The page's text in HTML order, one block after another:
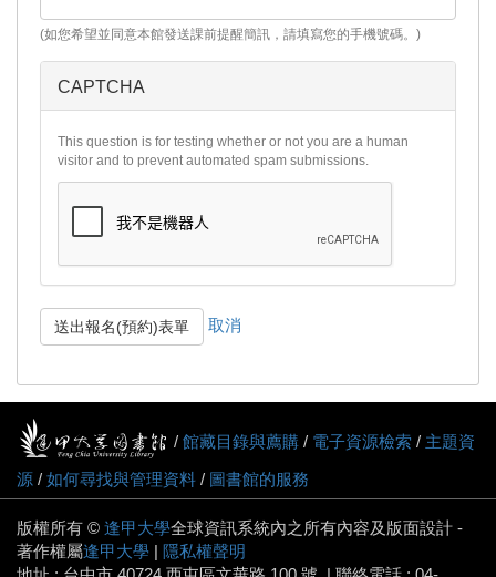
(如您希望並同意本館發送課前提醒簡訊，請填寫您的手機號碼。)
CAPTCHA
This question is for testing whether or not you are a human
visitor and to prevent automated spam submissions.
送出報名(預約)表單 取消
/ 館藏目錄與薦購 / 電子資源檢索 / 主題資
源 / 如何尋找與管理資料 / 圖書館的服務
版權所有 © 逢甲大學全球資訊系統內之所有內容及版面設計 -
著作權屬逢甲大學 | 隱私權聲明